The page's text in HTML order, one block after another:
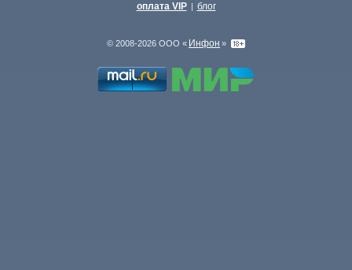
оплата VIP | блог
© 2008-2026 ООО « Инфон »